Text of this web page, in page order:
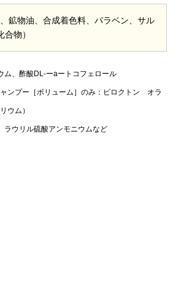
鉱物油、合成着色料、パラベン、サル
物）
、酢酸DL-ーaートコフェロール
ンプー［ボリューム］のみ：ピロクトン オラ
ウム）
ウリル硫酸アンモニウムなど